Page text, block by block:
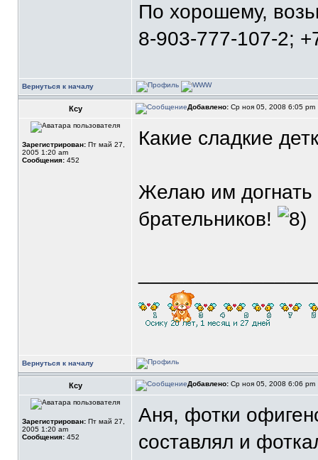
По хорошему,
8-903-777-107-2;
Вернуться к началу
Ксу Добавлено: Ср ноя 05, 2008 6:05 pm
Зарегистрирован: Пт май 27,
2005 1:20 am
Сообщения: 452
Какие сладкие
Желаю им догнать
брательников!
Вернуться к началу
Ксу Добавлено: Ср ноя 05, 2008 6:06 pm
Зарегистрирован: Пт май 27,
2005 1:20 am
Сообщения: 452
Аня, фотки
составлял и